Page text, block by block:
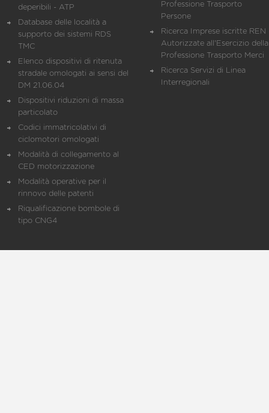
deperibili - ATP
Database delle località a
supporto dei sistemi RDS
TMC
Elenco dispositivi di ritenuta
stradale omologati ai sensi del
DM 21.06.04
Dispositivi riduzioni di massa
particolato
Codici immatricolativi di
ciclomotori omologati
Modalità di collegamento al
CED motorizzazione
Modalità operative per il
rinnovo delle patenti
Riqualificazione bombole di
tipo CNG4
Professione Trasporto
Persone
Ricerca Imprese iscritte REN
Autorizzate all'Esercizio della
Professione Trasporto Merci
Ricerca Servizi di Linea
Interregionali